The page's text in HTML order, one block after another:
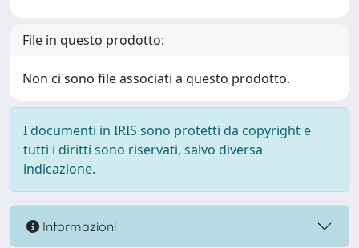
File in questo prodotto:
Non ci sono file associati a questo prodotto.
I documenti in IRIS sono protetti da copyright e
tutti i diritti sono riservati, salvo diversa
indicazione.
Informazioni